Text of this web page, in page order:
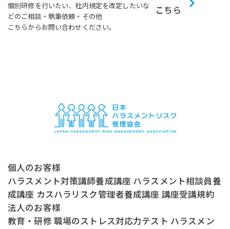
個別研修を行いたい、社内規定を改定したいな
どのご相談・執筆依頼・その他
こちらからお問い合わせください。
こちら
個人のお客様
ハラスメント対策講師養成講座 ハラスメント相談員養
成講座 カスハラリスク管理者養成講座 講座受講規約
法人のお客様
教育・研修 職場のストレス対応力テスト ハラスメン